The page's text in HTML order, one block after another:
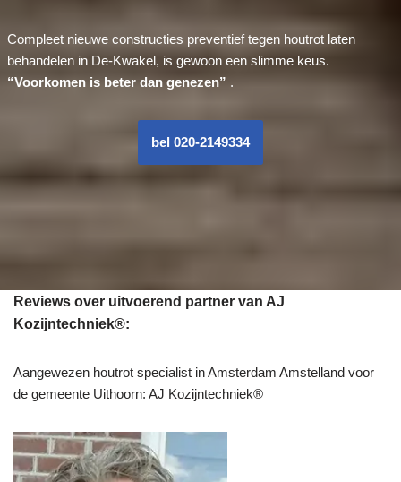
Compleet nieuwe constructies preventief tegen houtrot laten
behandelen in De-Kwakel, is gewoon een slimme keus.
“Voorkomen is beter dan genezen” .
bel 020-2149334
Reviews over uitvoerend partner van AJ
Kozijntechniek®:
Aangewezen houtrot specialist in Amsterdam Amstelland voor
de gemeente Uithoorn: AJ Kozijntechniek®